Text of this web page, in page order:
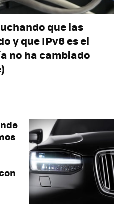
que las
y que IPv6 es el
no ha cambiado